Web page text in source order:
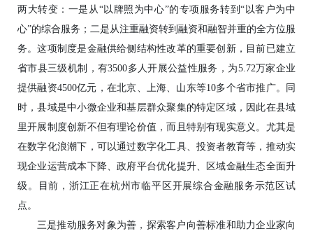
两大转变：一是从“以牌照为中心”的专项服务转到“以客户为中
心”的综合服务；二是从注重融资转到融资和融智并重的全方位服
务。这项制度是金融供给侧结构性改革的重要创新，目前已建立
省市县三级机制，有3500多人开展公益性服务，为5.72万家企业
提供融资4500亿元，在北京、上海、山东等10多个省市推广。同
时，县域是中小微企业和基层群众聚集的特定区域，因此在县域
里开展制度创新不但有理论价值，而且特别有现实意义。尤其是
在数字化浪潮下，可以通过数字化工具、投资者教育等，推动实
现企业运营成本下降、政府平台优化提升、区域金融生态全面升
级。目前，浙江正在杭州市临平区开展综合金融服务示范区试
点。
三是推动服务对象为善，探索客户向善标准和助力企业家向